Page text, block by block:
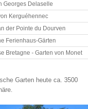
Georges Delaselle
Kerguéhennec
der Pointe du Dourven
Ferienhaus-Gärten
Bretagne - Garten von Monet
Garten heute ca. 3500